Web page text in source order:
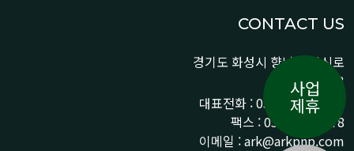
CONTACT US
경기도 화성시 향남읍 상신로
290-13
대표전화 : 031-359-9776 /
팩스 : 031-359-9778
이메일 : ark@arkpnp.com
사업
제휴